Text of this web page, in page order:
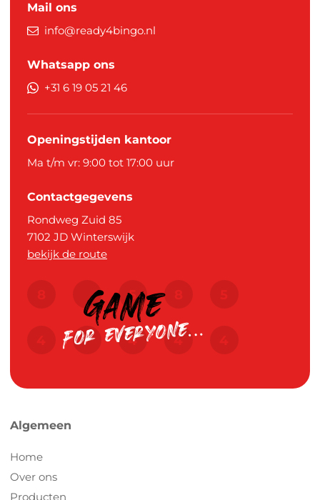
Mail ons
info@ready4bingo.nl
Whatsapp ons
+31 6 19 05 21 46
Openingstijden kantoor
Ma t/m vr: 9:00 tot 17:00 uur
Contactgegevens
Rondweg Zuid 85
7102 JD Winterswijk
bekijk de route
Algemeen
Home
Over ons
Producten